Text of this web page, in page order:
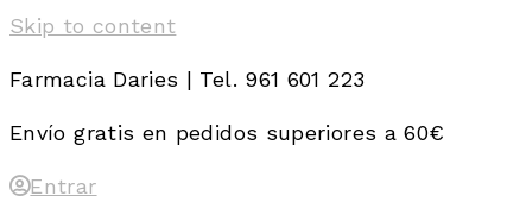
Skip to content
Farmacia Daries | Tel. 961 601 223
Envío gratis en pedidos superiores a 60€
Entrar